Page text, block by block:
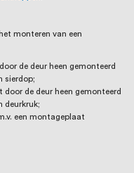
Wij hebben
waar we
geheel volgens
Al sinds onze
service bij
dat een
monteren van een
de deur heen gemonteerd
sierdop;
door de deur heen gemonteerd
deurkruk;
een montageplaat